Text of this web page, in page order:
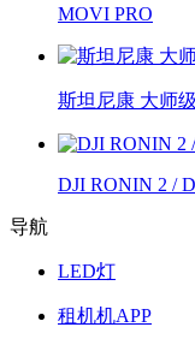
MOVI PRO
斯坦尼康 大师
DJI RONIN 2 /
导航
LED灯
租机机APP